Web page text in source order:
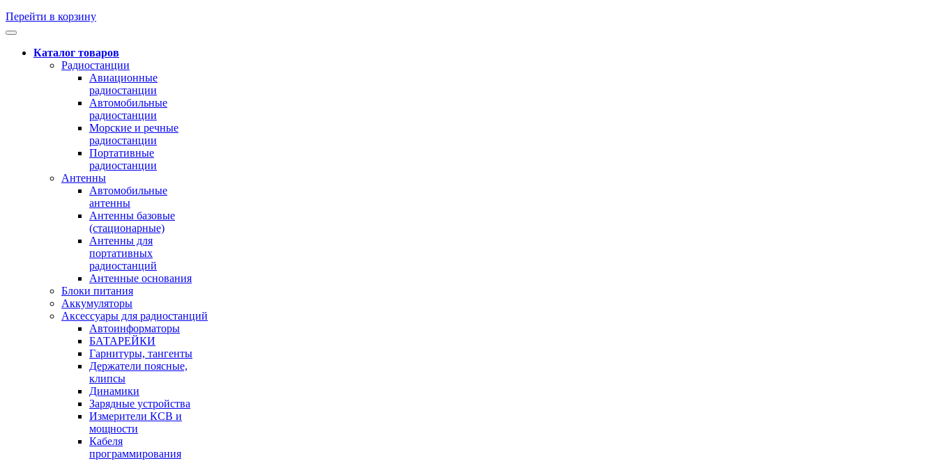
Перейти в корзину
Каталог товаров
Радиостанции
Авиационные
радиостанции
Автомобильные
радиостанции
Морские и речные
радиостанции
Портативные
радиостанции
Антенны
Автомобильные
антенны
Антенны базовые
(стационарные)
Антенны для
портативных
радиостанций
Антенные основания
Блоки питания
Аккумуляторы
Аксессуары для радиостанций
Автоинформаторы
БАТАРЕЙКИ
Гарнитуры, тангенты
Держатели поясные,
клипсы
Динамики
Зарядные устройства
Измерители КСВ и
мощности
Кабеля
программирования